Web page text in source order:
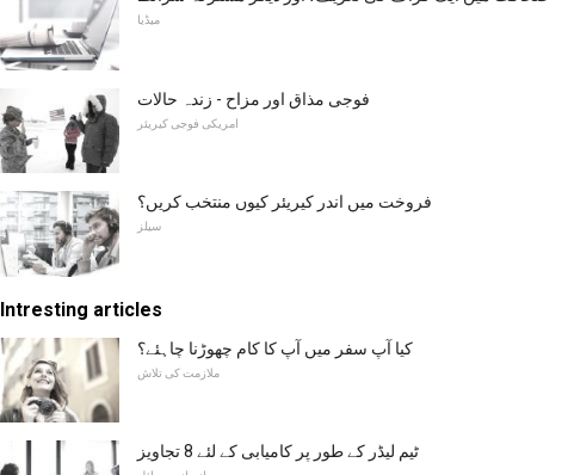
میڈیا
فوجی مذاق اور مزاح - زندہ حالات
امریکی فوجی کیریئر
فروخت میں اندر کیریئر کیوں منتخب کریں؟
سیلز
Intresting articles
کیا آپ سفر میں آپ کا کام چھوڑنا چاہئے؟
ملازمت کی تلاش
ٹیم لیڈر کے طور پر کامیابی کے لئے 8 تجاویز